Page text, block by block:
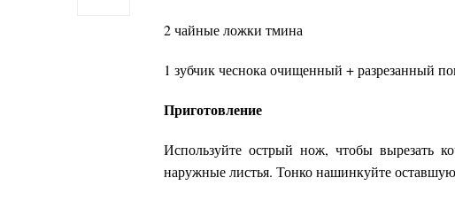
2 чайные ложки тмина
1 зубчик чеснока очищенный + разрезанный
Приготовление
Используйте острый нож, чтобы вырезать
наружные листья. Тонко нашинкуйте